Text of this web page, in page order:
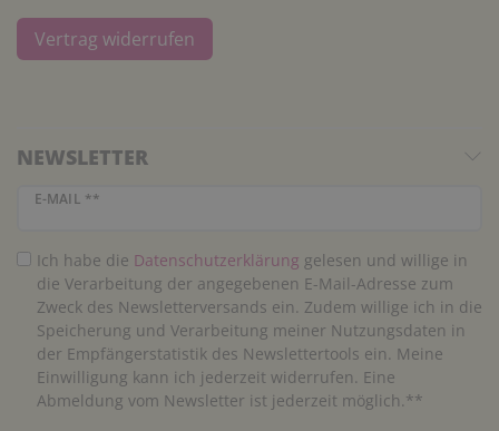
Vertrag widerrufen
NEWSLETTER
E-MAIL **
Newsletter Honig
Ich habe die Daten­schutz­erklärung gelesen und willige in
die Verarbeitung der angegebenen E-Mail-Adresse zum
Zweck des Newsletterversands ein. Zudem willige ich in die
Speicherung und Verarbeitung meiner Nutzungsdaten in
der Empfängerstatistik des Newslettertools ein. Meine
Einwilligung kann ich jederzeit widerrufen. Eine
Abmeldung vom Newsletter ist jederzeit möglich.**